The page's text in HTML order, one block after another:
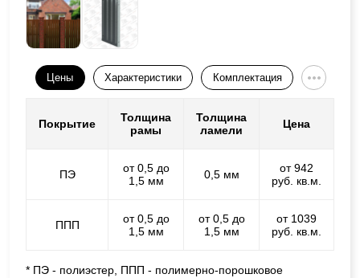
Цены Характеристики Комплектация
Покрытие
Толщина
рамы
Толщина
ламели
Цена
ПЭ
от 0,5 до
1,5 мм
0,5 мм
от 942
руб. кв.м.
ППП
от 0,5 до
1,5 мм
от 0,5 до
1,5 мм
от 1039
руб. кв.м.
* ПЭ - полиэстер, ППП - полимерно-порошковое